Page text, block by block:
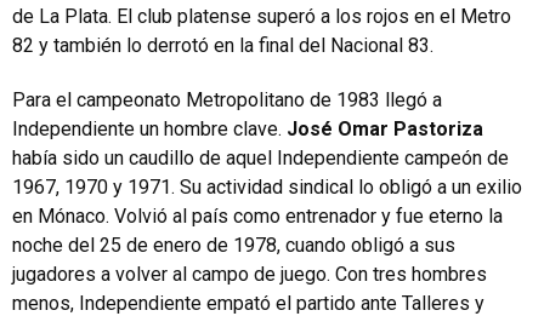
de La Plata. El club platense superó a los rojos en el Metro
82 y también lo derrotó en la final del Nacional 83.
Para el campeonato Metropolitano de 1983 llegó a
Independiente un hombre clave. José Omar Pastoriza
había sido un caudillo de aquel Independiente campeón de
1967, 1970 y 1971. Su actividad sindical lo obligó a un exilio
en Mónaco. Volvió al país como entrenador y fue eterno la
noche del 25 de enero de 1978, cuando obligó a sus
jugadores a volver al campo de juego. Con tres hombres
menos, Independiente empató el partido ante Talleres y